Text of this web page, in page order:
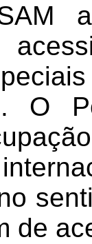
O
de